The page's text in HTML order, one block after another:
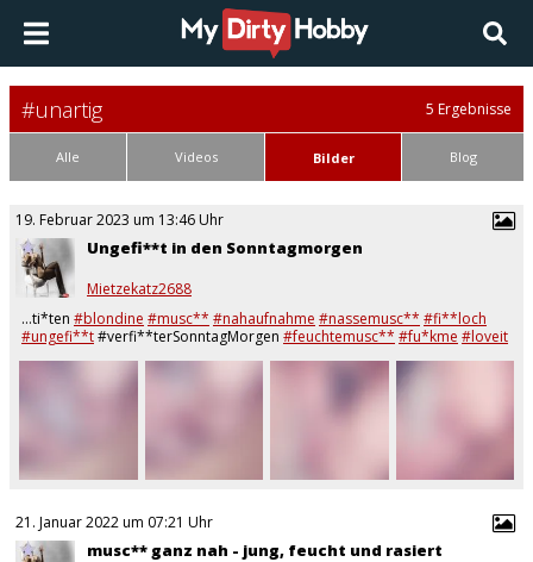
#unartig 5 Ergebnisse
Alle Videos Bilder Blog
19. Februar 2023 um 13:46 Uhr
Ungefi**t in den Sonntagmorgen
Mietzekatz2688
…ti*ten #blondine #musc** #nahaufnahme #nassemusc** #fi**loch
#ungefi**t#verfi**terSonntagMorgen #feuchtemusc** #fu*kme #loveit
21. Januar 2022 um 07:21 Uhr
musc** ganz nah - jung, feucht und rasiert